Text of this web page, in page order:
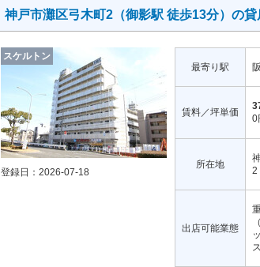
神戸市灘区弓木町2（御影駅 徒歩13分）の貸
スケルトン
登録日：2026-07-18
最寄り駅
賃料／坪単価
0
所在地
2
出店可能業態